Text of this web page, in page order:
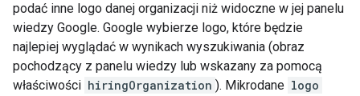
podać inne logo danej organizacji niż widoczne w jej panelu
wiedzy Google. Google wybierze logo, które będzie
najlepiej wyglądać w wynikach wyszukiwania (obraz
pochodzący z panelu wiedzy lub wskazany za pomocą
właściwości hiringOrganization ). Mikrodane logo